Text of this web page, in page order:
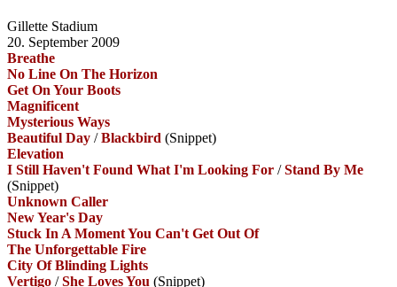
Gillette Stadium
20. September 2009
Breathe
No Line On The Horizon
Get On Your Boots
Magnificent
Mysterious Ways
Beautiful Day /Blackbird (Snippet)
Elevation
I Still Haven't Found What I'm Looking For /Stand By Me
(Snippet)
Unknown Caller
New Year's Day
Stuck In A Moment You Can't Get Out Of
The Unforgettable Fire
City Of Blinding Lights
Vertigo /She Loves You (Snippet)